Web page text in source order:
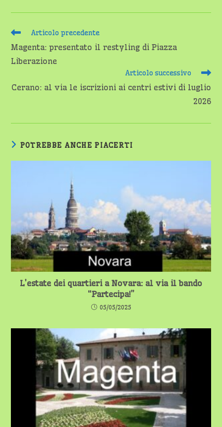
Leggi
articoli
Articolo precedente
Magenta: presentato il restyling di Piazza
Liberazione
Articolo successivo
Cerano: al via le iscrizioni ai centri estivi di luglio
2026
POTREBBE ANCHE PIACERTI
L’estate dei quartieri a Novara: al via il bando
“Partecipa!”
05/05/2025